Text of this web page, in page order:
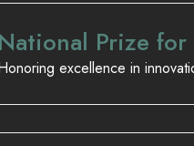
National Prize for
excellence in